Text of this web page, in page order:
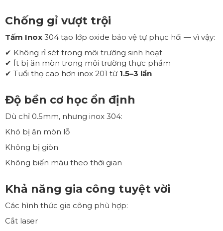
Chống gỉ vượt trội
Tấm Inox 304 tạo lớp oxide bảo vệ tự phục hồi — vì vậy:
✔ Không rỉ sét trong môi trường sinh hoạt
✔ Ít bị ăn mòn trong môi trường thực phẩm
✔ Tuổi thọ cao hơn inox 201 từ 1.5–3 lần
Độ bền cơ học ổn định
Dù chỉ 0.5mm, nhưng inox 304:
Khó bị ăn mòn lỗ
Không bị giòn
Không biến màu theo thời gian
Khả năng gia công tuyệt vời
Các hình thức gia công phù hợp:
Cắt laser